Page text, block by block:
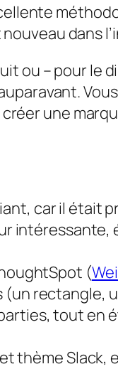
dans
ou – pour le
une
, car il était
(
rectangle,
tout en
thème Slack,